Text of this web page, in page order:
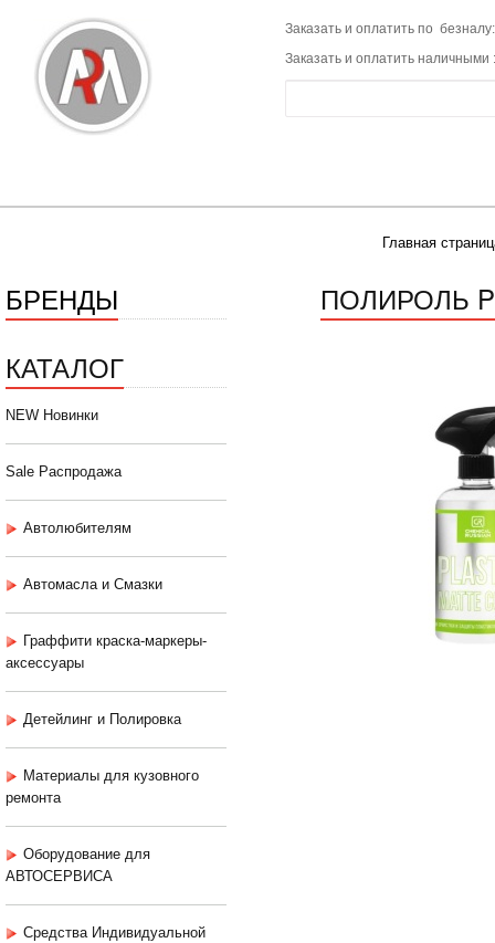
Заказать и оплатить по
Заказать и оплатить наличными
Главная
БРЕНДЫ
КАТАЛОГ
NEW Новинки
Sale Распродажа
Автолюбителям
Автомасла и Смазки
Граффити краска-маркеры-
аксессуары
Детейлинг и Полировка
Материалы для кузовного
ремонта
Оборудование для
АВТОСЕРВИСА
Средства Индивидуальной
ПОЛИРОЛЬ